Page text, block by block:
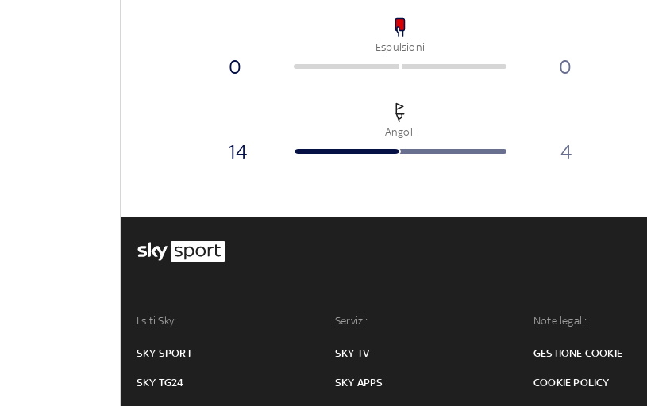
Espulsioni
0 0
Angoli
14 4
I siti Sky:
SKY SPORT
SKY TG24
Servizi:
SKY TV
SKY APPS
Note legali:
GESTIONE COOKIE
COOKIE POLICY